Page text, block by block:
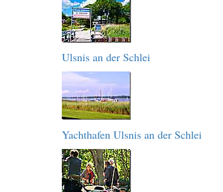
Ulsnis an der Schlei
Yachthafen Ulsnis an der Schlei